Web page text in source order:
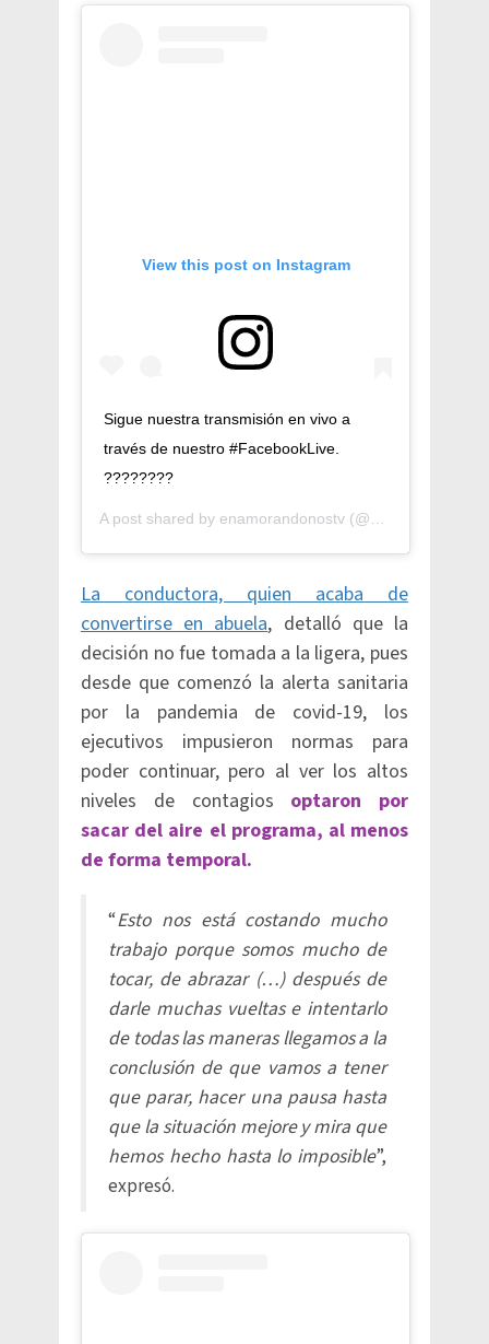
View this post on Instagram
Sigue nuestra transmisión en vivo a
través de nuestro #FacebookLive.
????????
A post shared by enamorandonostv (@enamorandonostv) on
La conductora, quien acaba de
convertirse en abuela, detalló que la
decisión no fue tomada a la ligera, pues
desde que comenzó la alerta sanitaria
por la pandemia de covid-19, los
ejecutivos impusieron normas para
poder continuar, pero al ver los altos
niveles de contagios optaron por
sacar del aire el programa, al menos
de forma temporal.
“Esto nos está costando mucho
trabajo porque somos mucho de
tocar, de abrazar (…) después de
darle muchas vueltas e intentarlo
de todas las maneras llegamos a la
conclusión de que vamos a tener
que parar, hacer una pausa hasta
que la situación mejore y mira que
hemos hecho hasta lo imposible”,
expresó.